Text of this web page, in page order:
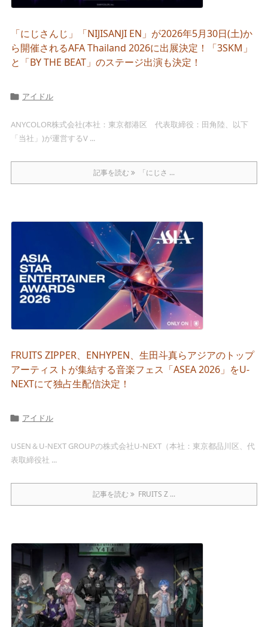
「にじさんじ」「NIJISANJI EN」が2026年5月30日(土)か
ら開催されるAFA Thailand 2026に出展決定！「3SKM」
と「BY THE BEAT」のステージ出演も決定！
 アイドル
ANYCOLOR株式会社(本社：東京都港区 代表取締役：田角陸、以下
「当社」)が運営するV ...
記事を読む 「にじさ ...
FRUITS ZIPPER、ENHYPEN、生田斗真らアジアのトップ
アーティストが集結する音楽フェス「ASEA 2026」をU-
NEXTにて独占生配信決定！
 アイドル
USEN＆U-NEXT GROUPの株式会社U-NEXT（本社：東京都品川区、代
表取締役社 ...
記事を読む FRUITS Z ...